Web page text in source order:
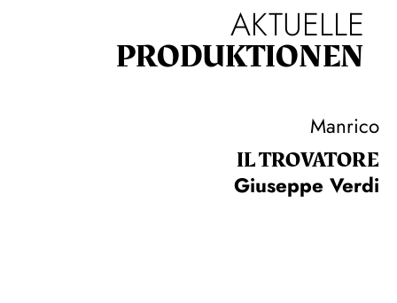
AKTUELLE
PRODUKTIONEN
Manrico
IL TROVA­TORE
Giuseppe Verdi